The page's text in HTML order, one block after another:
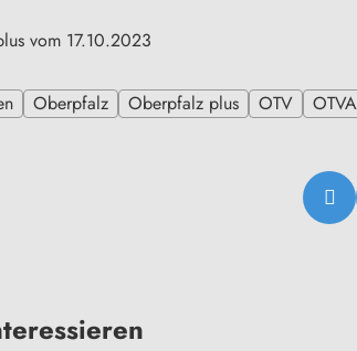
vom 17.10.2023
Oberpfalz Oberpfalz plus OTV OTVA